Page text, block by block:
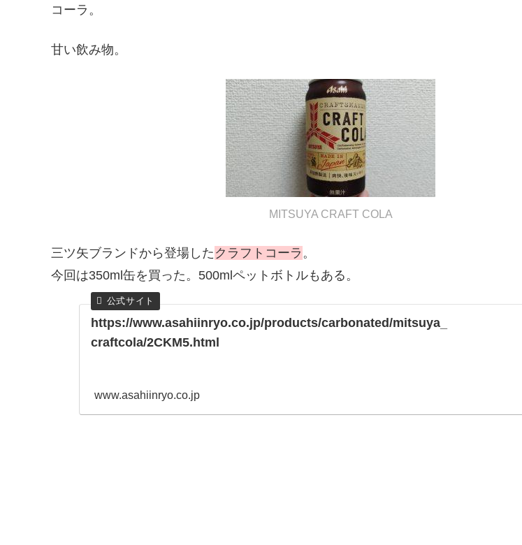
コーラ。
甘い飲み物。
MITSUYA CRAFT COLA
三ツ矢ブランドから登場した クラフトコーラ 。
今回は350ml缶を買った。500mlペットボトルもある。
https://www.asahiinryo.co.jp/products/carbonated/mitsuya_
craftcola/2CKM5.html
www.asahiinryo.co.jp